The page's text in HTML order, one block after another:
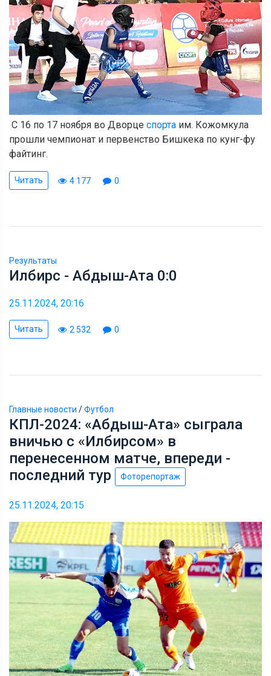
С 16 по 17 ноября во Дворце спорта им. Кожомкула
прошли чемпионат и первенство Бишкека по кунг-фу
файтинг.
Читать 4 177 0
Результаты
Илбирс - Абдыш-Ата 0:0
25.11.2024, 20:16
Читать 2 532 0
Главные новости /Футбол
КПЛ-2024: «Абдыш-Ата» сыграла
вничью с «Илбирсом» в
перенесенном матче, впереди -
последний тур
Фоторепортаж
25.11.2024, 20:15